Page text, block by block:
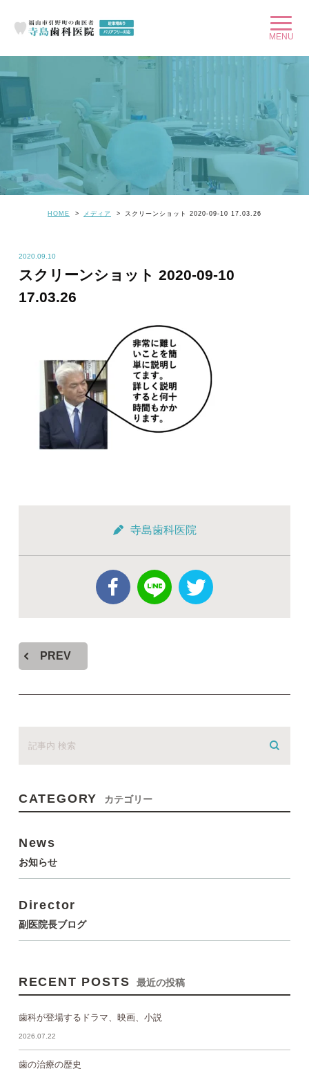
HOME メディア スクリーンショット 2020-09-10 17.03.26
2020.09.10
スクリーンショット 2020-09-10
17.03.26
寺島歯科医院
PREV
CATEGORY カテゴリー
News
お知らせ
Director
副医院長ブログ
RECENT POSTS 最近の投稿
歯科が登場するドラマ、映画、小説
2026.07.22
歯の治療の歴史